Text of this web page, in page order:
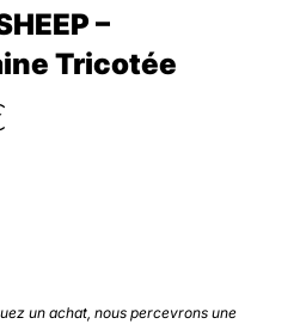
–
Tricotée
un achat, nous percevrons une